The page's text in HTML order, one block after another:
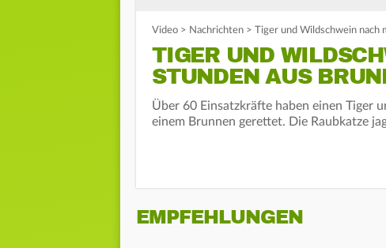
Video > Nachrichten > Tiger und Wildschwein
TIGER UND
STUNDEN AUS
Über 60 Einsatzkräfte haben einen Tiger
einem Brunnen gerettet. Die Raubkatze
EMPFEHLUNGEN